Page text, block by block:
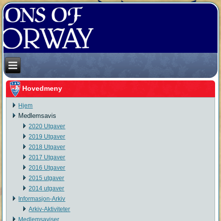
Hovedmeny
Hjem
Medlemsavis
2020 Utgaver
2019 Utgaver
2018 Utgaver
2017 Utgaver
2016 Utgaver
2015 utgaver
2014 utgaver
Informasjon-Arkiv
Arkiv-Aktiviteter